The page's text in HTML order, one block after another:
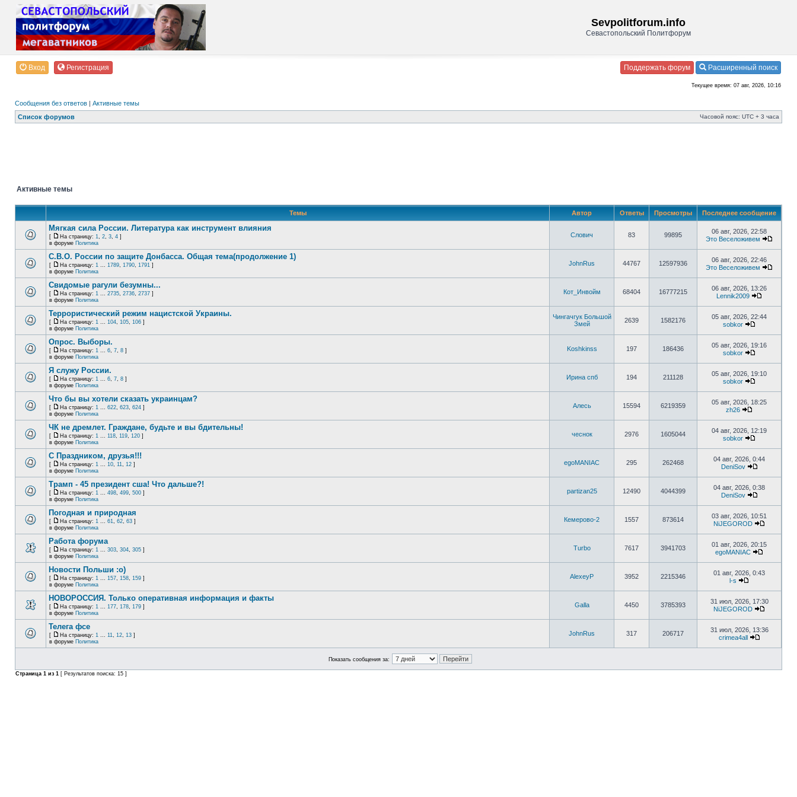
Sevpolitforum.info
Севастопольский Политфорум
Вход Регистрация Поддержать форум Расширенный поиск
Текущее время: 07 авг, 2026, 10:16
Сообщения без ответов | Активные темы
Список форумов
Часовой пояс: UTC + 3 часа
Активные темы
Темы Автор Ответы Просмотры Последнее сообщение
Мягкая сила России. Литература как инструмент влияния
[ На страницу: 1, 2, 3, 4 ]
в форуме Политика
Слович 83 99895
06 авг, 2026, 22:58
Это Веселоживем
С.В.О. России по защите Донбасса. Общая тема(продолжение 1)
[ На страницу: 1 ... 1789, 1790, 1791 ]
в форуме Политика
JohnRus 44767 12597936
06 авг, 2026, 22:46
Это Веселоживем
Свидомые рагули безумны...
[ На страницу: 1 ... 2735, 2736, 2737 ]
в форуме Политика
Кот_Инвойм 68404 16777215
06 авг, 2026, 13:26
Lennik2009
Террористический режим нацистской Украины.
[ На страницу: 1 ... 104, 105, 106 ]
в форуме Политика
Чингачгук Большой
Змей
2639 1582176
05 авг, 2026, 22:44
sobkor
Опрос. Выборы.
[ На страницу: 1 ... 6, 7, 8 ]
в форуме Политика
Koshkinss 197 186436
05 авг, 2026, 19:16
sobkor
Я служу России.
[ На страницу: 1 ... 6, 7, 8 ]
в форуме Политика
Ирина спб 194 211128
05 авг, 2026, 19:10
sobkor
Что бы вы хотели сказать украинцам?
[ На страницу: 1 ... 622, 623, 624 ]
в форуме Политика
Алесь 15594 6219359
05 авг, 2026, 18:25
zh26
ЧК не дремлет. Граждане, будьте и вы бдительны!
[ На страницу: 1 ... 118, 119, 120 ]
в форуме Политика
чеснок 2976 1605044
04 авг, 2026, 12:19
sobkor
С Праздником, друзья!!!
[ На страницу: 1 ... 10, 11, 12 ]
в форуме Политика
egoMANIAC 295 262468
04 авг, 2026, 0:44
DeniSov
Трамп - 45 президент сша! Что дальше?!
[ На страницу: 1 ... 498, 499, 500 ]
в форуме Политика
partizan25 12490 4044399
04 авг, 2026, 0:38
DeniSov
Погодная и природная
[ На страницу: 1 ... 61, 62, 63 ]
в форуме Политика
Кемерово-2 1557 873614
03 авг, 2026, 10:51
NiJEGOROD
Работа форума
[ На страницу: 1 ... 303, 304, 305 ]
в форуме Политика
Turbo 7617 3941703
01 авг, 2026, 20:15
egoMANIAC
Новости Польши :o)
[ На страницу: 1 ... 157, 158, 159 ]
в форуме Политика
AlexeyP 3952 2215346
01 авг, 2026, 0:43
l-s
НОВОРОССИЯ. Только оперативная информация и факты
[ На страницу: 1 ... 177, 178, 179 ]
в форуме Политика
Galla 4450 3785393
31 июл, 2026, 17:30
NiJEGOROD
Телега фсе
[ На страницу: 1 ... 11, 12, 13 ]
в форуме Политика
JohnRus 317 206717
31 июл, 2026, 13:36
crimea4all
Показать сообщения за:
Страница 1 из 1 [ Результатов поиска: 15 ]